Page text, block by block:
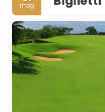
mag